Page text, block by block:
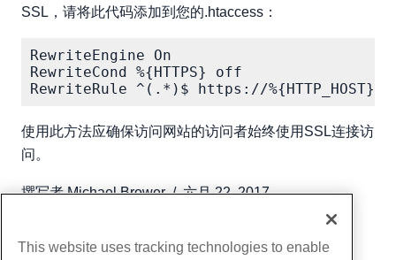
SSL，请将此代码添加到您的.htaccess：
RewriteEngine On
RewriteCond %{HTTPS} off
使用此方法应确保访问网站的访问者始终使用SSL连接访
问。
撰写者 Michael Brower/六月 22, 2017
This website uses tracking technologies to enable